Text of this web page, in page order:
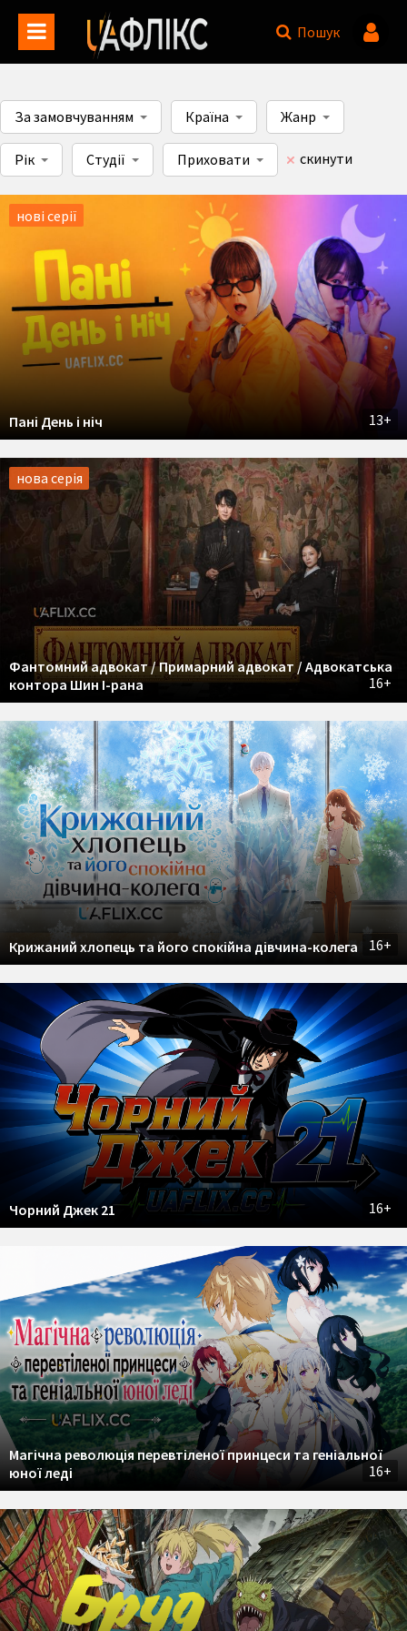
Пошук
За замовчуванням Країна Жанр
Рік Студії Приховати скинути
нові серії
13+
Пані День і ніч
нова серія
16+
Фантомний адвокат / Примарний адвокат / Адвокатська
контора Шин І-рана
16+
Крижаний хлопець та його спокійна дівчина-колега
16+
Чорний Джек 21
16+
Магічна революція перевтіленої принцеси та геніальної
юної леді